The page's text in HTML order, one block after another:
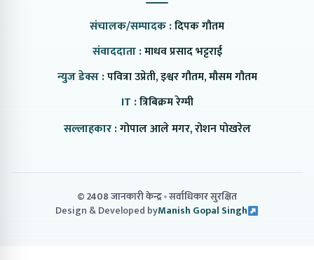
संचालक/सम्पादक :दिपक गौतम
संवाददाता :माधव प्रसाद भट्टराई
न्युज डेक्स :पवित्रा उप्रेती, इश्वर गौतम, मौसम गौतम
IT :त्रिबिक्रम रेग्मी
सल्लाहकार :गोपाल आले मगर, रोशन पोखरेल
© 2408 जानकारी केन्द्र सर्वाधिकार सुरक्षित
Design & Developed byManish Gopal Singh